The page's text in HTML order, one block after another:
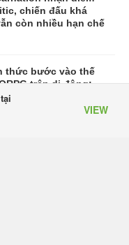
VIEW
chiến đấu khá
còn nhiều hạn chế
thức bước vào thế
trên di động:
Palworld Online